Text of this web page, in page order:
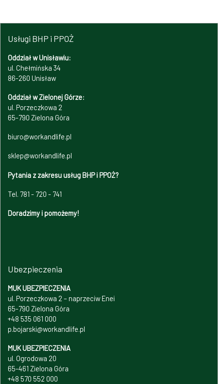
Usługi BHP i PPOŻ
Oddział w Unisławiu:
ul. Chełmińska 34
86-260 Unisław
Oddział w Zielonej Górze:
ul. Porzeczkowa 2
65-790 Zielona Góra
biuro@workandlife.pl
sklep@workandlife.pl
Pytania z zakresu usług BHP i PPOŻ?
Tel. 781 - 720 - 741
Doradzimy i pomożemy!
Ubezpieczenia
MUK UBEZPIECZENIA
ul. Porzeczkowa 2 – naprzeciw Enei
65-790 Zielona Góra
+48 535 061 000
p.bojarski@workandlife.pl
MUK UBEZPIECZENIA
ul. Ogrodowa 20
65-461 Zielona Góra
+48 570 552 000